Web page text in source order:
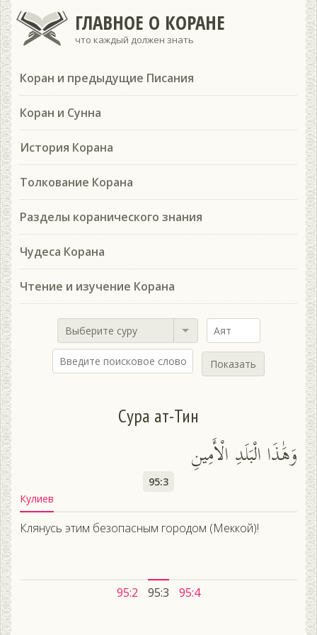
ГЛАВНОЕ О КОРАНЕ
что каждый должен знать
Коран и предыдущие Писания
Коран и Сунна
История Корана
Толкование Корана
Разделы коранического знания
Чудеса Корана
Чтение и изучение Корана
Выберите суру
Показать
Сура ат-Тин
وَهَٰذَا الْبَلَدِ الْأَمِينِ
95:3
Кулиев
Клянусь этим безопасным городом (Меккой)!
95:2 95:3 95:4